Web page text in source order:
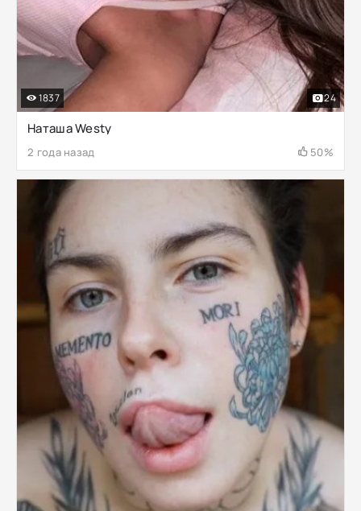
Наташа Westy
2 года назад 50%
1837 24